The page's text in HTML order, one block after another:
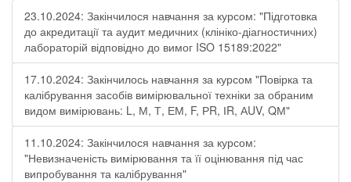
23.10.2024: Закінчилося навчання за курсом: "Підготовка
до акредитації та аудит медичних (клініко-діагностичних)
лабораторій відповідно до вимог ISO 15189:2022"
17.10.2024: Закінчилось навчання за курсом "Повірка та
калібрування засобів вимірювальної техніки за обраним
видом вимірювань: L, М, Т, ЕМ, F, РR, ІR, АUV, QМ"
11.10.2024: Закінчилося навчання за курсом:
"Невизначеність вимірювання та її оцінювання під час
випробування та калібрування"